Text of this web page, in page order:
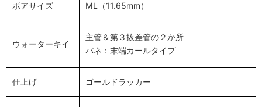
ボアサイズ ML（11.65mm）
ウォーターキイ
主管＆第３抜差管の２か所
バネ：末端カールタイプ
仕上げ ゴールドラッカー